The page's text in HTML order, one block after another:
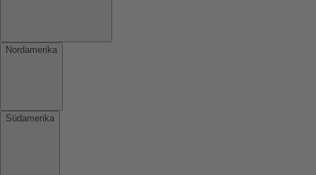
Nordamerika
Südamerika